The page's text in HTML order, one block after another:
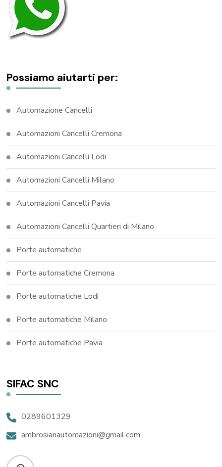
Possiamo aiutarti per:
Automazione Cancelli
Automazioni Cancelli Cremona
Automazioni Cancelli Lodi
Automazioni Cancelli Milano
Automazioni Cancelli Pavia
Automazioni Cancelli Quartieri di Milano
Porte automatiche
Porte automatiche Cremona
Porte automatiche Lodi
Porte automatiche Milano
Porte automatiche Pavia
SIFAC SNC
0289601329
ambrosianautomazioni@gmail.com